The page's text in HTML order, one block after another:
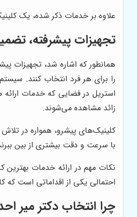
علاوه بر خدمات ذکر شده، یک
تجهیزات پیشرفته،
همانطور که اشاره شد، تجهیزات
را برای هر فرد انتخاب کنند.
استریل در فضایی که خدمات ارائه
زائد مشاهده می‌شوند.
کلینیک‌های پیشرو، همواره در تلاش
با سرعت و دقت بیشتری از بین
نکات مهم در ارائه خدمات بهترین
احتمالی یکی از اقداماتی است که
چرا انتخاب دکتر میر